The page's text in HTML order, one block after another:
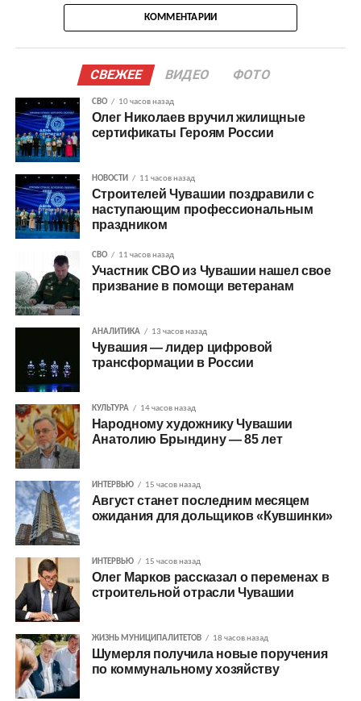
КОММЕНТАРИИ
СВЕЖЕЕ ВИДЕО ФОТО
СВО 10 часов назад
Олег Николаев вручил жилищные
сертификаты Героям России
НОВОСТИ 11 часов назад
Строителей Чувашии поздравили с
наступающим профессиональным
праздником
СВО 11 часов назад
Участник СВО из Чувашии нашел свое
призвание в помощи ветеранам
АНАЛИТИКА 13 часов назад
Чувашия — лидер цифровой
трансформации в России
КУЛЬТУРА 14 часов назад
Народному художнику Чувашии
Анатолию Брындину — 85 лет
ИНТЕРВЬЮ 15 часов назад
Август станет последним месяцем
ожидания для дольщиков «Кувшинки»
ИНТЕРВЬЮ 15 часов назад
Олег Марков рассказал о переменах в
строительной отрасли Чувашии
ЖИЗНЬ МУНИЦИПАЛИТЕТОВ 18 часов назад
Шумерля получила новые поручения
по коммунальному хозяйству